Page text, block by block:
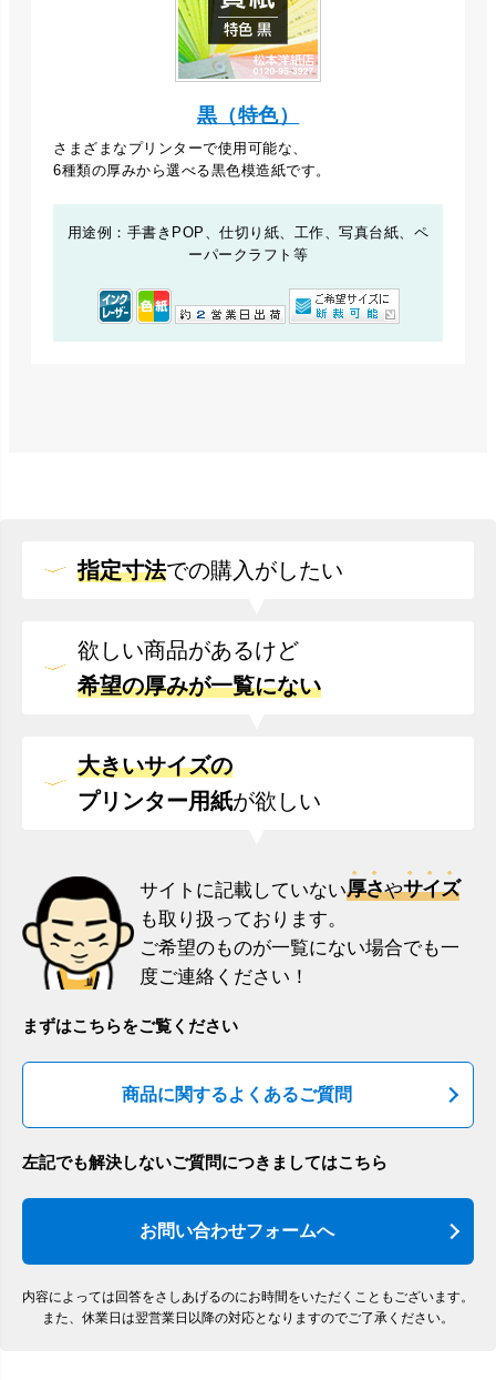
黒（特色）
さまざまなプリンターで使用可能な、
6種類の厚みから選べる黒色模造紙です。
用途例：手書きPOP、仕切り紙、工作、写真台紙、ペ
ーパークラフト等
指定寸法での購入がしたい
欲しい商品があるけど
希望の厚みが一覧にない
大きいサイズの
プリンター用紙が欲しい
サイトに記載していない厚さやサイズ
も取り扱っております。
ご希望のものが一覧にない場合でも一
度ご連絡ください！
まずはこちらをご覧ください
商品に関するよくあるご質問
左記でも解決しないご質問につきましてはこちら
お問い合わせフォームへ
内容によっては回答をさしあげるのにお時間をいただくこともございます。
また、休業日は翌営業日以降の対応となりますのでご了承ください。